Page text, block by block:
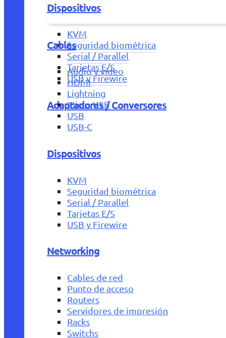
Dispositivos
KVM
Seguridad biométrica
Serial / Parallel
Tarjetas E/S
USB y Firewire
Adaptadores / Conversores
Cables
Audio y vídeo
HDMI
Lightning
Micro USB
USB
USB-C
Dispositivos
KVM
Seguridad biométrica
Serial / Parallel
Tarjetas E/S
USB y Firewire
Networking
Cables de red
Punto de acceso
Routers
Servidores de impresión
Racks
Switchs